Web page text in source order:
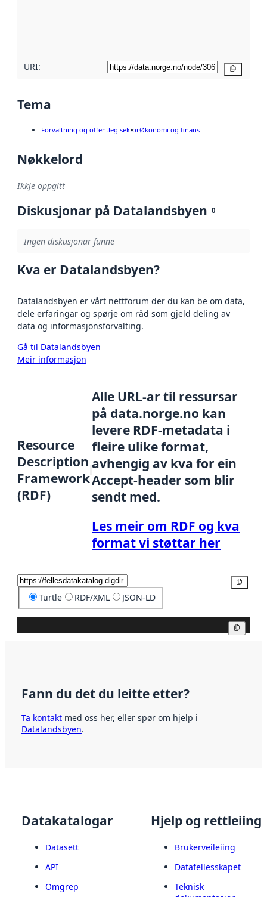
URI:
Tema
Forvaltning og offentleg sektorØkonomi og finans
Nøkkelord
Ikkje oppgitt
Diskusjonar på Datalandsbyen 0
Ingen diskusjonar funne
Kva er Datalandsbyen?
Datalandsbyen er vårt nettforum der du kan be om data,
dele erfaringar og spørje om råd som gjeld deling av
data og informasjonsforvalting.
Gå til Datalandsbyen
Meir informasjon
Resource
Description
Framework
(RDF)
Alle URL-ar til ressursar
på data.norge.no kan
levere RDF-metadata i
fleire ulike format,
avhengig av kva for ein
Accept-header som blir
sendt med.
Les meir om RDF og kva
format vi støttar her
Turtle RDF/XML JSON-LD
Fann du det du leitte etter?
Ta kontakt med oss her, eller spør om hjelp i
Datalandsbyen.
Datakatalogar
Datasett
API
Omgrep
Hjelp og rettleiing
Brukerveileiing
Datafellesskapet
Teknisk